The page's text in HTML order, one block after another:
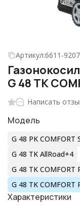
Артикул:6611-
G 48 TK
Написать
Модель
G 48 PK COMFORT
G 48 TK AllRoad+4
G 48 TK COMFORT
G 48 TK COMFORT
Характеристики